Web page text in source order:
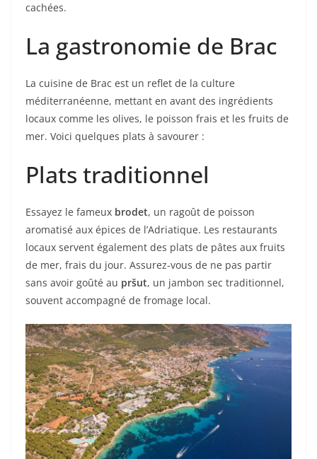
cachées.
La gastronomie de Brac
La cuisine de Brac est un reflet de la culture
méditerranéenne, mettant en avant des ingrédients
locaux comme les olives, le poisson frais et les fruits de
mer. Voici quelques plats à savourer :
Plats traditionnel
Essayez le fameux brodet, un ragoût de poisson
aromatisé aux épices de l’Adriatique. Les restaurants
locaux servent également des plats de pâtes aux fruits
de mer, frais du jour. Assurez-vous de ne pas partir
sans avoir goûté au pršut, un jambon sec traditionnel,
souvent accompagné de fromage local.